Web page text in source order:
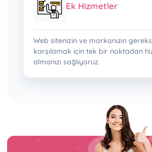
Ek Hizmetler
Web sitenizin ve markanızın
karşılamak için tek bir noktadan
almanızı sağlıyoruz.